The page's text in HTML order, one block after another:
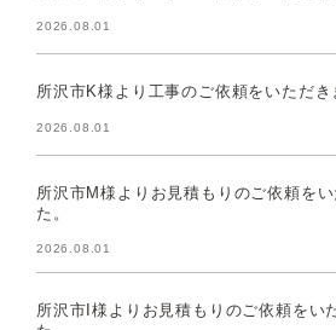
2026.08.01
所沢市K様より工事のご依頼をいただき
2026.08.01
所沢市M様よりお見積もりのご依頼を
た。
2026.08.01
所沢市I様よりお見積もりのご依頼をい